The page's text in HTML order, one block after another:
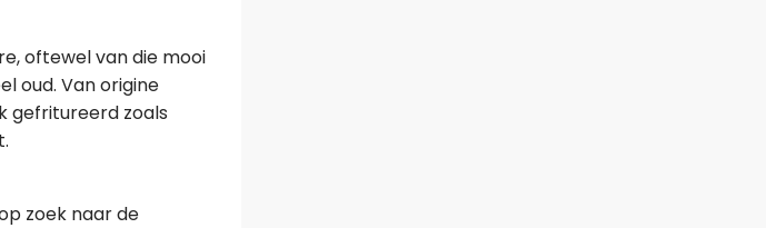
oftewel van die mooi
oud. Van origine
gefritureerd zoals
zoek naar de